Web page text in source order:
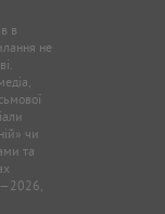
в
не
чи
та